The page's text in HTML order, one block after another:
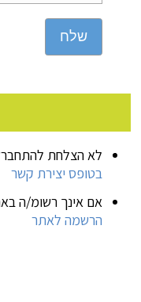
שלח
לא הצלחת
בטופס יצירת קשר
אם אינך רשומ/ה
הרשמה לאתר